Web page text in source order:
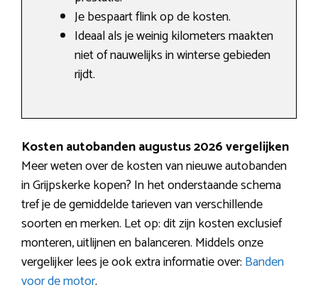
Je bespaart flink op de kosten.
Ideaal als je weinig kilometers maakten
niet of nauwelijks in winterse gebieden
rijdt.
Kosten autobanden augustus 2026 vergelijken
Meer weten over de kosten van nieuwe autobanden
in Grijpskerke kopen? In het onderstaande schema
tref je de gemiddelde tarieven van verschillende
soorten en merken. Let op: dit zijn kosten exclusief
monteren, uitlijnen en balanceren. Middels onze
vergelijker lees je ook extra informatie over: Banden
voor de motor.